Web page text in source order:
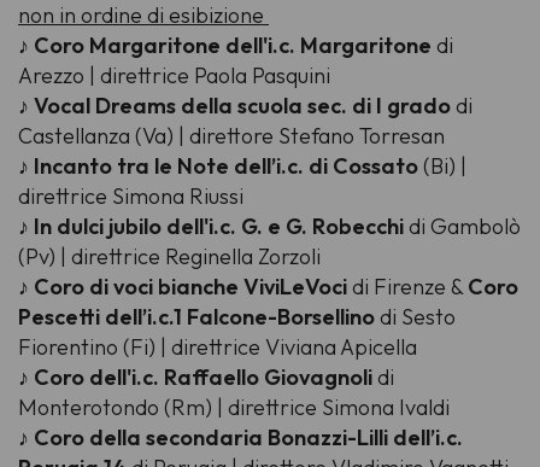
non in ordine di esibizione
♪ Coro Margaritone dell'i.c. Margaritone di
Arezzo | direttrice Paola Pasquini
♪ Vocal Dreams della scuola sec. di I gradodi
Castellanza (Va) | direttore Stefano Torresan
♪ Incanto tra le Note dell’i.c. di Cossato(Bi) |
direttrice Simona Riussi
♪ In dulci jubilo dell'i.c. G. e G. Robecchidi Gambolò
(Pv) | direttrice Reginella Zorzoli
♪ Coro di voci bianche ViviLeVocidi Firenze &Coro
Pescetti dell’i.c.1 Falcone-Borsellinodi Sesto
Fiorentino (Fi) | direttrice Viviana Apicella
♪ Coro dell'i.c. Raffaello Giovagnolidi
Monterotondo (Rm) | direttrice Simona Ivaldi
♪ Coro della secondaria Bonazzi-Lilli dell’i.c.